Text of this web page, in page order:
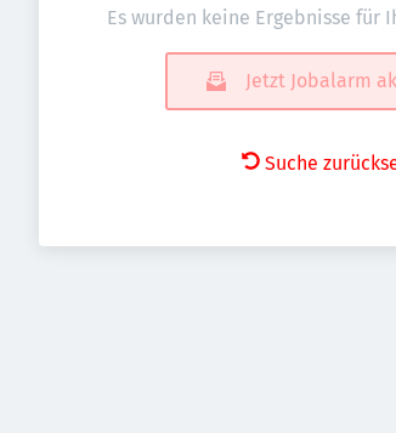
Es wurden keine Ergebnisse für
Jetzt Jobalarm
Suche